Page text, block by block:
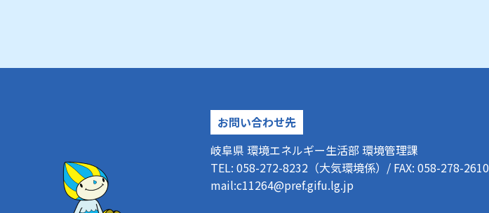
お問い合わせ先
岐阜県 環境エネルギー生活部 環境管理課
TEL: 058-272-8232（大気環境係） / FAX: 058-278-2610
mail:c11264@pref.gifu.lg.jp